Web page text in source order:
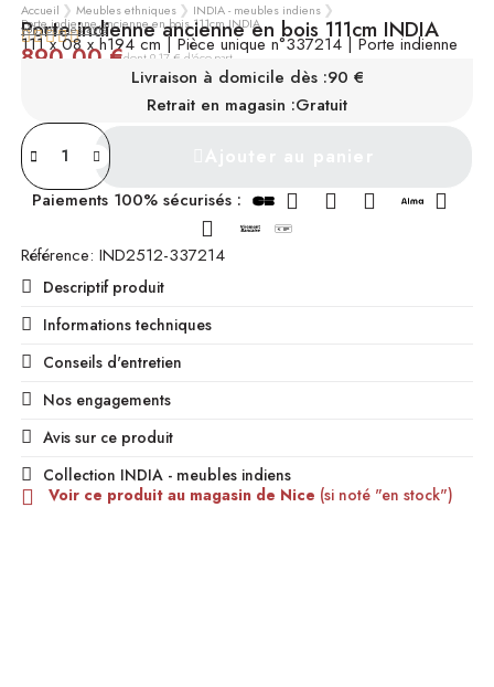
Accueil Meubles ethniques INDIA - meubles indiens
Porte indienne ancienne en bois 111cm INDIA
Porte indienne ancienne en bois 111cm INDIA

voir tous les avis
111 x 08 x h194 cm | Pièce unique n°337214 | Porte indienne
890,00 €dont 9,17 € d'éco-partTTC
INDISPONIBLE
Livraison à domicile dès :90 €
Retrait en magasin :Gratuit
Paiements 100% sécurisés :
Référence IND2512-337214
Descriptif produit
Informations techniques
Conseils d'entretien
Nos engagements
Avis sur ce produit
Collection INDIA - meubles indiens
Voir ce produit au magasin de Nice (si noté "en stock")